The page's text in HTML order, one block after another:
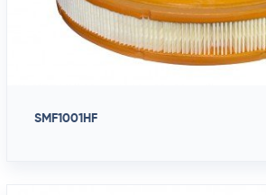
SMF1001HF